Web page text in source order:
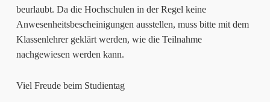
beurlaubt. Da die Hochschulen in der Regel keine
Anwesenheitsbescheinigungen ausstellen, muss bitte mit dem
Klassenlehrer geklärt werden, wie die Teilnahme
nachgewiesen werden kann.
Viel Freude beim Studientag